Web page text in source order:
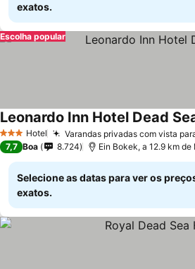
exatos.
Escolha popular
3 EstrelasHotel Varandas privadas com vista
Leonardo Inn Hotel Dead
7,7 Boa 8.724 Ein Bokek, a 12.9 km de
Selecione as datas para ver os
exatos.